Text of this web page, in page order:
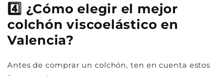
4️⃣ ¿Cómo elegir el mejor
colchón viscoelástico en
Valencia?
Antes de comprar un colchón, ten en cuenta estos